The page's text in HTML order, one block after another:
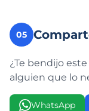
05
¿Te bendijo
alguien que lo
WhatsApp